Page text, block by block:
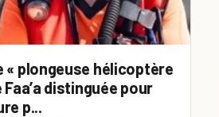
« plongeuse hélicoptère
Faa’a distinguée pour
p...